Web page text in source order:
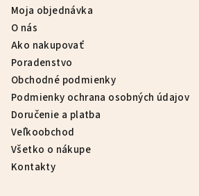
Moja objednávka
O nás
Ako nakupovať
Poradenstvo
Obchodné podmienky
Podmienky ochrana osobných údajov
Doručenie a platba
Veľkoobchod
Všetko o nákupe
Kontakty